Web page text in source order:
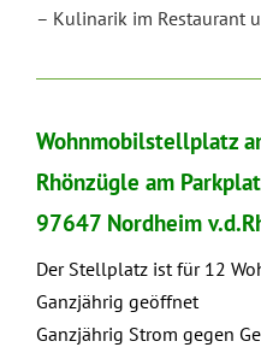
– Kulinarik im Restaurant
Wohnmobilstellplatz
Rhönzügle am
97647 Nordheim
Der Stellplatz ist für 12
Ganzjährig geöffnet
Ganzjährig Strom gegen